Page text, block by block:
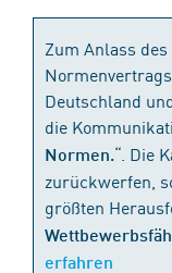
Zum Anlass
Deutschland
die
Normen. “. Die
zurückwerfen,
größten
erfahren